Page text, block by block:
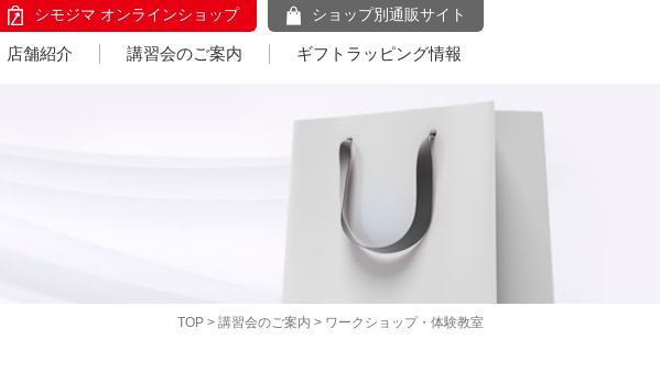
シモジマ オンラインショップ ショップ別通販サイト
店舗紹介 講習会のご案内 ギフトラッピング情報
TOP > 講習会のご案内 > ワークショップ・体験教室